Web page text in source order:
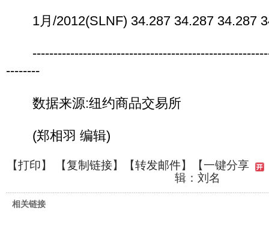
1月/2012(SLNF) 34.287 34.287 34.287
--------
数据来源:纽约商品交易所
(郑相羽 编辑)
【打印】 【复制链接】【转发邮件】
【一键分享
辑：刘名
相关链接